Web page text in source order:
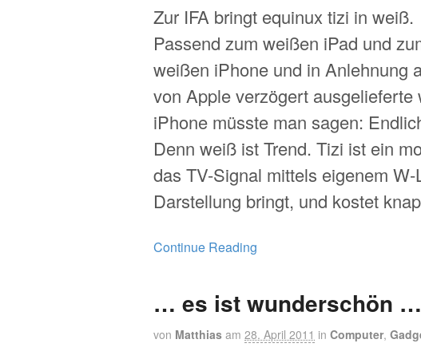
Zur IFA bringt equinux tizi in weiß.
Passend zum weißen iPad und
weißen iPhone und in Anlehnung
von Apple verzögert ausgelieferte
iPhone müsste man sagen:
Denn weiß ist Trend. Tizi ist ein
das TV-Signal mittels eigenem
Darstellung bringt, und kostet
Continue Reading
… es ist wunderschön …
von Matthias am 28. April 2011 in Computer,